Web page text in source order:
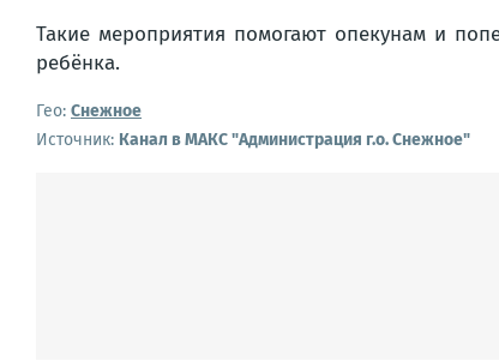
Такие мероприятия помогают опекунам и
ребёнка.
Гео: Снежное
Источник: Канал в МАКС "Администрация г.о. Снежное"